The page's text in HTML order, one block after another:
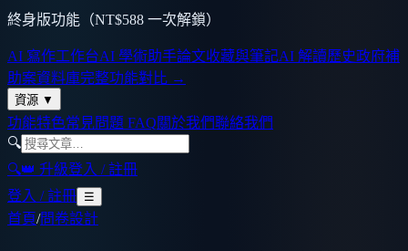
終身版功能（NT$588 一次解鎖）
AI 寫作工作台AI 學術助手論文收藏與筆記AI 解讀歷史政府補
助案資料庫完整功能對比 →
資源 ▼
功能特色常見問題 FAQ關於我們聯絡我們
🔍
🔍👑 升級登入 / 註冊
登入 / 註冊 ☰
首頁/問卷設計